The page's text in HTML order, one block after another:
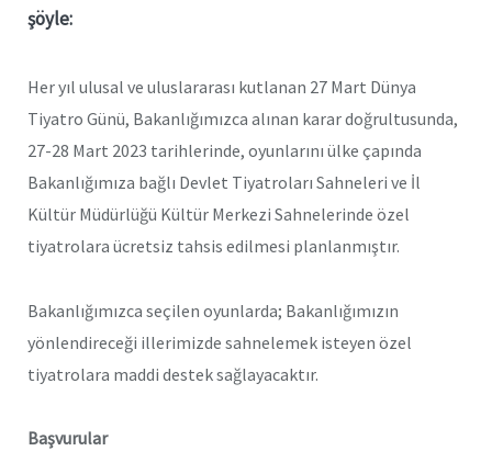
şöyle:
Her yıl ulusal ve uluslararası kutlanan 27 Mart Dünya
Tiyatro Günü, Bakanlığımızca alınan karar doğrultusunda,
27-28 Mart 2023 tarihlerinde, oyunlarını ülke çapında
Bakanlığımıza bağlı Devlet Tiyatroları Sahneleri ve İl
Kültür Müdürlüğü Kültür Merkezi Sahnelerinde özel
tiyatrolara ücretsiz tahsis edilmesi planlanmıştır.
Bakanlığımızca seçilen oyunlarda; Bakanlığımızın
yönlendireceği illerimizde sahnelemek isteyen özel
tiyatrolara maddi destek sağlayacaktır.
Başvurular